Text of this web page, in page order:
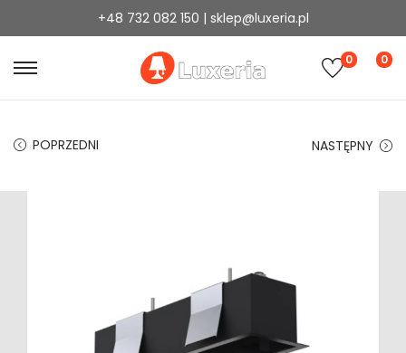
+48 732 082 150 | sklep@luxeria.pl
0 0
POPRZEDNI NASTĘPNY